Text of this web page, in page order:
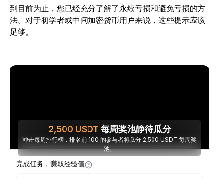
到目前为止，您已经充分了解了永续亏损和避免亏损的方
法。对于初学者或中间加密货币用户来说，这些提示应该
足够。
2,500 USDT 每周奖池静待瓜分
冲击每周排行榜，排名前 100 的参与者将瓜分 2,500 USDT 每周奖
池。
完成任务，赚取经验值